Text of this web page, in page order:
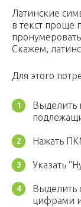
Латинские
в текст проще
Скажем,
Для этого
Выделить
Нажать
Указать
Выделить
цифрами